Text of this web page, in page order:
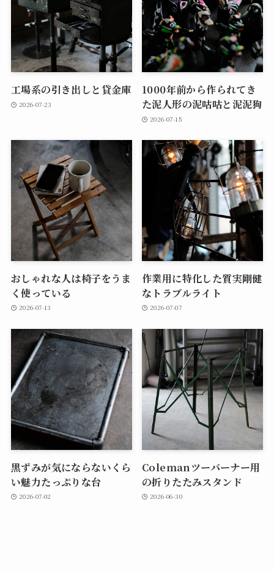
工場系の引き出しと貸金庫
2026-07-23
1000年前から作られてき
た泥人形の泥咕咕と泥泥狗
2026-07-15
おしゃれな人は椅子をうま
く使っている
2026-07-13
作業用に特化した質実剛健
なトラブルライト
2026-07-07
黒ずみが気にならないくら
い魅力たっぷりな台
2026-07-02
Colemanツーバーナー用
の折りたたみスタンド
2026-06-30